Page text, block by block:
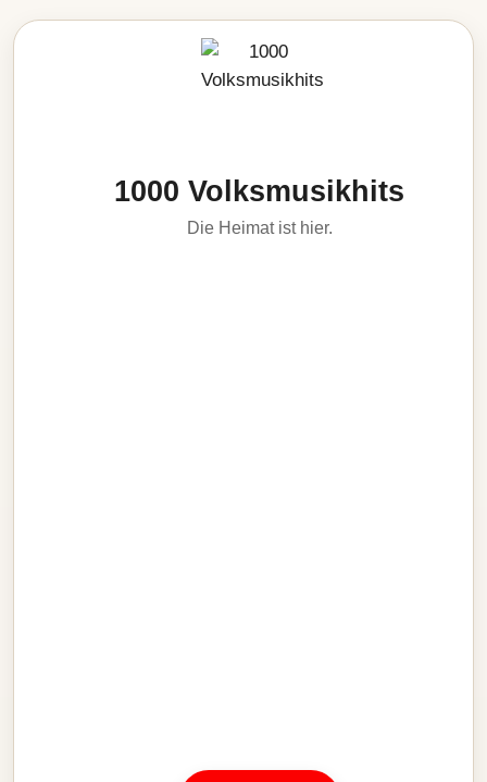
1000 Volksmusikhits
Die Heimat ist hier.